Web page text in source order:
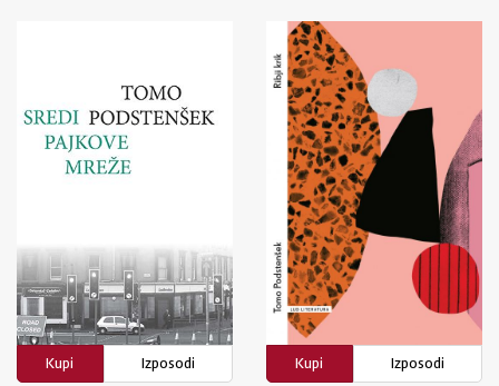
Kupi
Izposodi
Kupi
Izposodi